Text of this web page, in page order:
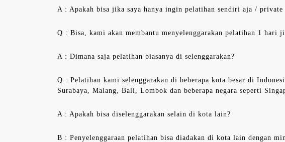
A : Apakah bisa jika saya hanya ingin pelatihan sendiri aja / private
Q : Bisa, kami akan membantu menyelenggarakan pelatihan 1 hari
A : Dimana saja pelatihan biasanya di selenggarakan?
Q : Pelatihan kami selenggarakan di beberapa kota besar di
Surabaya, Malang, Bali, Lombok dan beberapa negara seperti
A : Apakah bisa diselenggarakan selain di kota lain?
B : Penyelenggaraan pelatihan bisa diadakan di kota lain dengan